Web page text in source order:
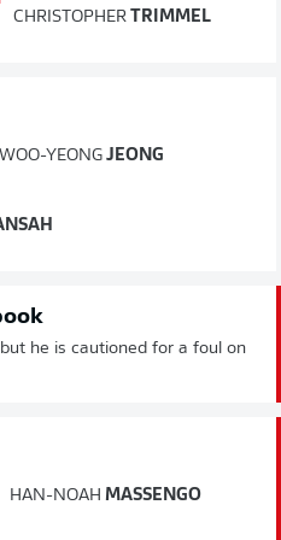
CHRISTOPHER TRIMMEL
WOO-YEONG JEONG
he is cautioned for a foul on
HAN-NOAH MASSENGO